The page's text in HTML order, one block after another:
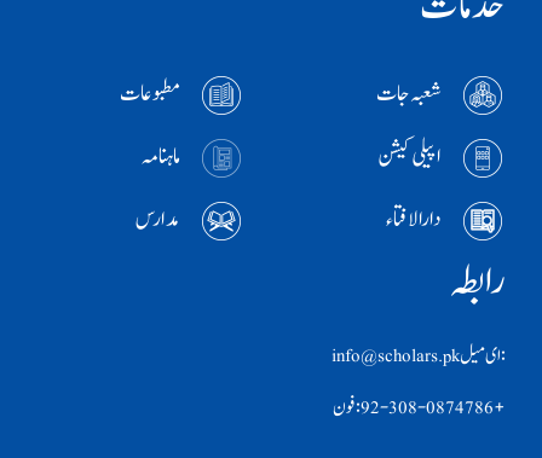
شعبہ جات
مطبوعات
اپیلی کیشن
ماہنامہ
دارالافتاء
مدارس
رابطہ
:ای ميل info@scholars.pk
+92-308-0874786 :فون